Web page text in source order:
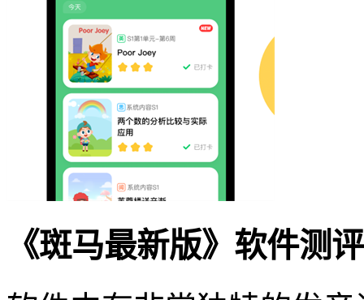
《斑马最新版》软件测